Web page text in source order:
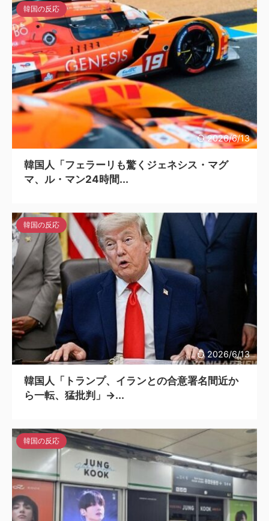
2026/6/13
韓国の反応
韓国人「フェラーリも驚くジェネシス・マグ
マ、ル・マン24時間...
2026/6/13
韓国の反応
韓国人「トランプ、イランとの合意署名間近か
ら一転、猛批判」→...
韓国の反応